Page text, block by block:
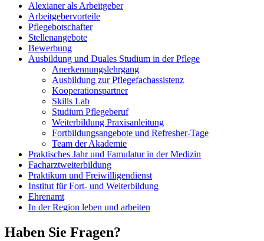
Alexianer als Arbeitgeber
Arbeitgebervorteile
Pflegebotschafter
Stellenangebote
Bewerbung
Ausbildung und Duales Studium in der Pflege
Anerkennungslehrgang
Ausbildung zur Pflegefachassistenz
Kooperationspartner
Skills Lab
Studium Pflegeberuf
Weiterbildung Praxisanleitung
Fortbildungsangebote und Refresher-Tage
Team der Akademie
Praktisches Jahr und Famulatur in der Medizin
Facharztweiterbildung
Praktikum und Freiwilligendienst
Institut für Fort- und Weiterbildung
Ehrenamt
In der Region leben und arbeiten
Haben Sie Fragen?